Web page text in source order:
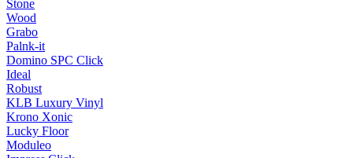
Stone
Wood
Grabo
Palnk-it
Domino SPC Click
Ideal
Robust
KLB Luxury Vinyl
Krono Xonic
Lucky Floor
Moduleo